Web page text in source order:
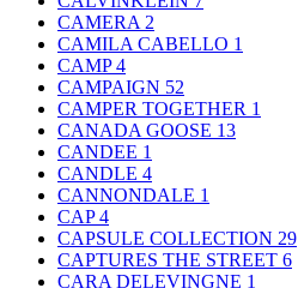
CAMERA2
CAMILA CABELLO 1
CAMP4
CAMPAIGN 52
CAMPER TOGETHER 1
CANADA GOOSE 13
CANDEE 1
CANDLE 4
CANNONDALE 1
CAP4
CAPSULE COLLECTION 29
CAPTURES THE STREET 6
CARA DELEVINGNE 1